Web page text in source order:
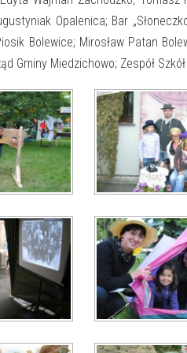
Opalenica; Bar
Bolewice; Mirosław Patan
Gminy Miedzichowo; Zespół